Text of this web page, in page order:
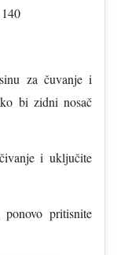
za čuvanje i
bi zidni nosač
i uključite
pritisnite